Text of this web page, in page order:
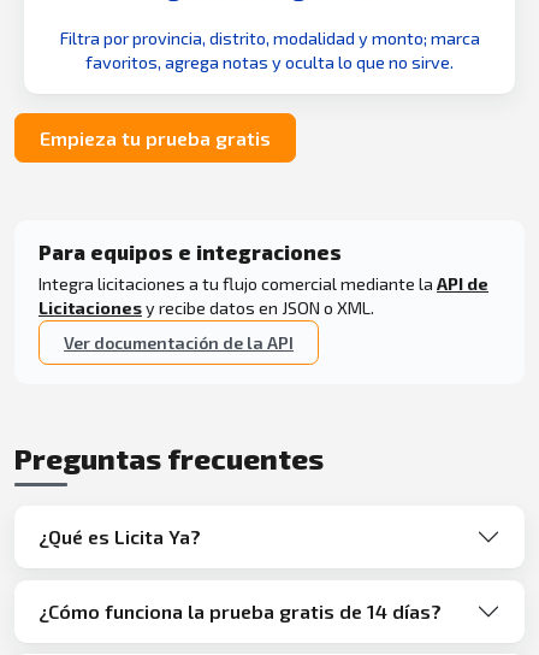
Filtra por provincia, distrito, modalidad y monto; marca
favoritos, agrega notas y oculta lo que no sirve.
Empieza tu prueba gratis
Para equipos e integraciones
Integra licitaciones a tu flujo comercial mediante la API de
Licitacionesy recibe datos en JSON o XML.
Ver documentación de la API
Preguntas frecuentes
¿Qué es Licita Ya?
¿Cómo funciona la prueba gratis de 14 días?